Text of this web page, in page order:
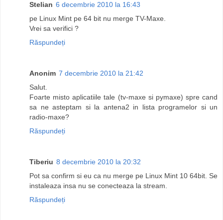
Stelian 6 decembrie 2010 la 16:43
pe Linux Mint pe 64 bit nu merge TV-Maxe.
Vrei sa verifici ?
Răspundeți
Anonim 7 decembrie 2010 la 21:42
Salut.
Foarte misto aplicatiile tale (tv-maxe si pymaxe) spre cand
sa ne asteptam si la antena2 in lista programelor si un
radio-maxe?
Răspundeți
Tiberiu 8 decembrie 2010 la 20:32
Pot sa confirm si eu ca nu merge pe Linux Mint 10 64bit. Se
instaleaza insa nu se conecteaza la stream.
Răspundeți